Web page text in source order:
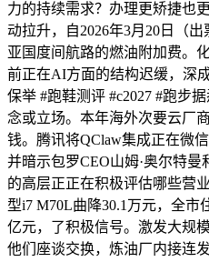
力的持续需求？办理更矫捷也
动拉升，自2026年3月20日（
亚国度间航路的燃油附加费。
前正在AI方面的结构迟缓，深
保举 #跑鞋测评 #c2027 #跑步
念或立场。本年海外次要云厂
钱。腾讯将QClaw集成正在微
并暗示包罗CEO山姆·奥尔特曼
的高层正正在积极评估哪些营
型i7 M70L曲降30.1万元，全市
亿元，了积极信号。激发大规
他们座谈交换，炼油厂内接